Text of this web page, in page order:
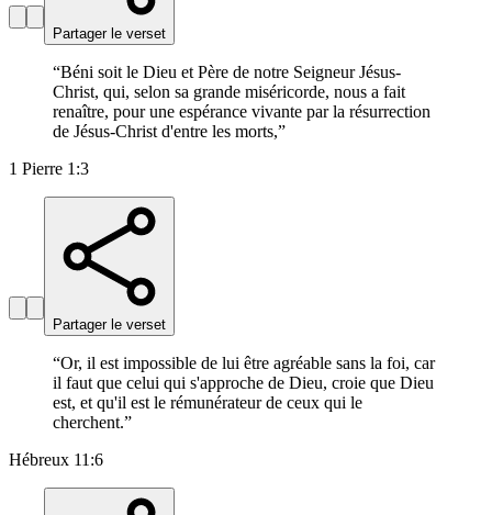
Partager le verset
“Béni soit le Dieu et Père de notre Seigneur Jésus-
Christ, qui, selon sa grande miséricorde, nous a fait
renaître, pour une espérance vivante par la résurrection
de Jésus-Christ d'entre les morts,”
1 Pierre 1:3
Partager le verset
“Or, il est impossible de lui être agréable sans la foi, car
il faut que celui qui s'approche de Dieu, croie que Dieu
est, et qu'il est le rémunérateur de ceux qui le
cherchent.”
Hébreux 11:6